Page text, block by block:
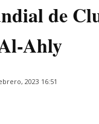
de
Ahly
2023 16:51